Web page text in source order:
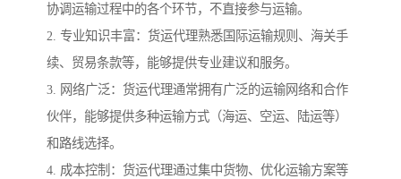
协调运输过程中的各个环节，不直接参与运输。
2. 专业知识丰富：货运代理熟悉国际运输规则、海关手
续、贸易条款等，能够提供专业建议和服务。
3. 网络广泛：货运代理通常拥有广泛的运输网络和合作
伙伴，能够提供多种运输方式（海运、空运、陆运等）
和路线选择。
4. 成本控制：货运代理通过集中货物、优化运输方案等